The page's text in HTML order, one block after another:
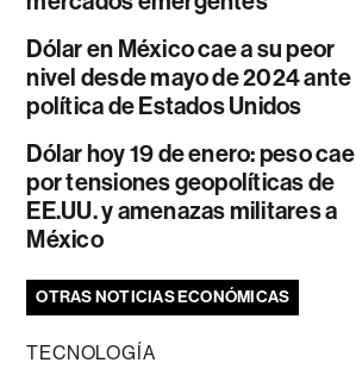
Dólar en México cae a su peor
nivel desde mayo de 2024 ante
política de Estados Unidos
Dólar hoy 19 de enero: peso cae
por tensiones geopolíticas de
EE.UU. y amenazas militares a
México
OTRAS NOTICIAS ECONÓMICAS
TECNOLOGÍA